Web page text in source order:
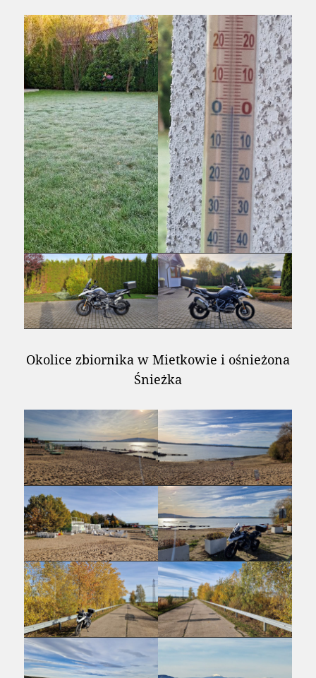
Okolice zbiornika w Mietkowie i ośnieżona
Śnieżka